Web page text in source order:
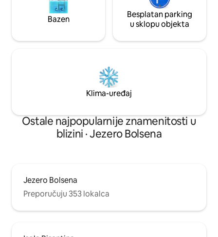
Bazen
Besplatan parking
u sklopu objekta
Klima-uređaj
Ostale najpopularnije znamenitosti u
blizini · Jezero Bolsena
Jezero Bolsena
Preporučuju 353 lokalca